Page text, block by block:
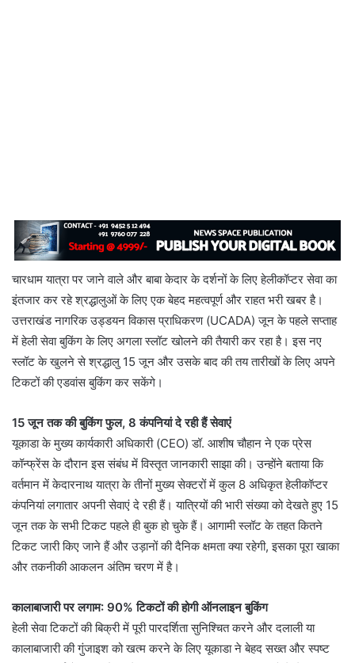
चारधाम यात्रा पर जाने वाले और बाबा केदार के दर्शनों के लिए हेलीकॉप्टर सेवा का
इंतजार कर रहे श्रद्धालुओं के लिए एक बेहद महत्वपूर्ण और राहत भरी खबर है।
उत्तराखंड नागरिक उड्डयन विकास प्राधिकरण (UCADA) जून के पहले सप्ताह
में हेली सेवा बुकिंग के लिए अगला स्लॉट खोलने की तैयारी कर रहा है। इस नए
स्लॉट के खुलने से श्रद्धालु 15 जून और उसके बाद की तय तारीखों के लिए अपने
टिकटों की एडवांस बुकिंग कर सकेंगे।
15 जून तक की बुकिंग फुल, 8 कंपनियां दे रही हैं सेवाएं
यूकाडा के मुख्य कार्यकारी अधिकारी (CEO) डॉ. आशीष चौहान ने एक प्रेस
कॉन्फ्रेंस के दौरान इस संबंध में विस्तृत जानकारी साझा की। उन्होंने बताया कि
वर्तमान में केदारनाथ यात्रा के तीनों मुख्य सेक्टरों में कुल 8 अधिकृत हेलीकॉप्टर
कंपनियां लगातार अपनी सेवाएं दे रही हैं। यात्रियों की भारी संख्या को देखते हुए 15
जून तक के सभी टिकट पहले ही बुक हो चुके हैं। आगामी स्लॉट के तहत कितने
टिकट जारी किए जाने हैं और उड़ानों की दैनिक क्षमता क्या रहेगी, इसका पूरा खाका
और तकनीकी आकलन अंतिम चरण में है।
कालाबाजारी पर लगाम: 90% टिकटों की होगी ऑनलाइन बुकिंग
हेली सेवा टिकटों की बिक्री में पूरी पारदर्शिता सुनिश्चित करने और दलाली या
कालाबाजारी की गुंजाइश को खत्म करने के लिए यूकाडा ने बेहद सख्त और स्पष्ट